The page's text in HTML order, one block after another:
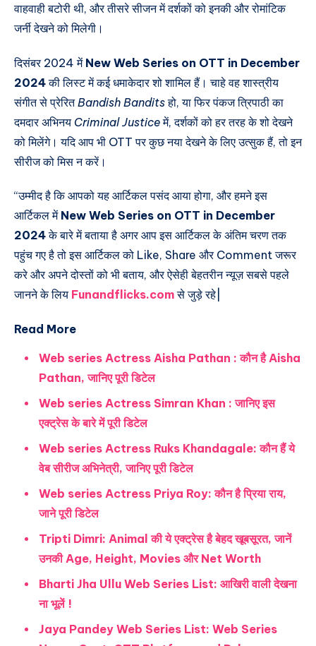
वाहवाही बटोरी थी, और तीसरे सीजन में दर्शकों को इनकी और रोमांटिक
जर्नी देखने को मिलेगी।
दिसंबर 2024 में New Web Series on OTT in December
2024की लिस्ट में कई धमाकेदार शो शामिल हैं। चाहे वह शास्त्रीय
संगीत से प्रेरितBandish Banditsहो, या फिर पंकज त्रिपाठी का
दमदार अभिनय Criminal Justiceमें, दर्शकों को हर तरह के शो देखने
को मिलेंगे। यदि आप भी OTT पर कुछ नया देखने के लिए उत्सुक हैं, तो इन
सीरीज को मिस न करें।
“उम्मीद है कि आपको यह आर्टिकल पसंद आया होगा, और हमने इस
आर्टिकल में New Web Series on OTT in December
2024 के बारे में बताया है अगर आप इस आर्टिकल के अंतिम चरण तक
पहुंच गए है तो इस आर्टिकल को Like, Share और Comment जरूर
करे और अपने दोस्तों को भी बताय, और ऐसेही बेहतरीन न्यूज़ सबसे पहले
जानने के लिय Funandflicks.comसे जुड़े रहे|
Read More
Web series Actress Aisha Pathan : कौन है Aisha
Pathan, जानिए पूरी डिटेल
Web series Actress Simran Khan : जानिए इस
एक्ट्रेस के बारे में पूरी डिटेल
Web series Actress Ruks Khandagale: कौन हैं ये
वेब सीरीज अभिनेत्री, जानिए पूरी डिटेल
Web series Actress Priya Roy: कौन है प्रिया राय,
जाने पूरी डिटेल
Tripti Dimri: Animal की ये एक्ट्रेस है बेहद खूबसूरत, जानें
उनकी Age, Height, Movies और Net Worth
Bharti Jha Ullu Web Series List: आखिरी वाली देखना
ना भूलें !
Jaya Pandey Web Series List: Web Series